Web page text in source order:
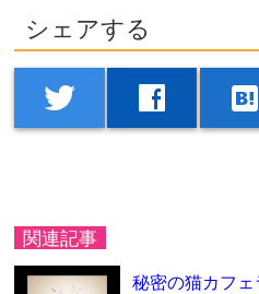
シェアする
twitter facebook hatenabookmark
関連記事
秘密の猫カフ